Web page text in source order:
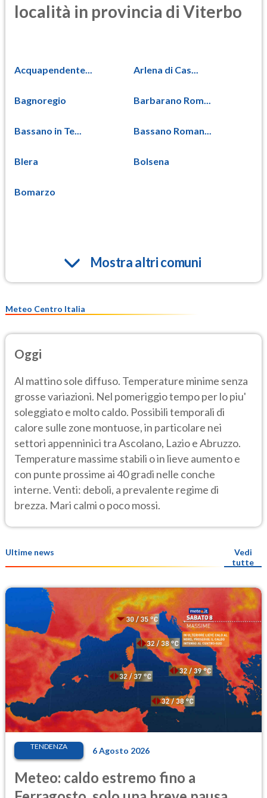
località in provincia di Viterbo
Acquapendente... Arlena di Cas...
Bagnoregio Barbarano Rom...
Bassano in Te... Bassano Roman...
Blera Bolsena
Bomarzo
Mostra altri comuni
Meteo Centro Italia
Oggi
Al mattino sole diffuso. Temperature minime senza
grosse variazioni. Nel pomeriggio tempo per lo piu'
soleggiato e molto caldo. Possibili temporali di
calore sulle zone montuose, in particolare nei
settori appenninici tra Ascolano, Lazio e Abruzzo.
Temperature massime stabili o in lieve aumento e
con punte prossime ai 40 gradi nelle conche
interne. Venti: deboli, a prevalente regime di
brezza. Mari calmi o poco mossi.
Ultime news
Vedi
tutte
TENDENZA 6 Agosto 2026
Meteo: caldo estremo fino a